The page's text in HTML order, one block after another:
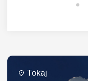
Tokaj